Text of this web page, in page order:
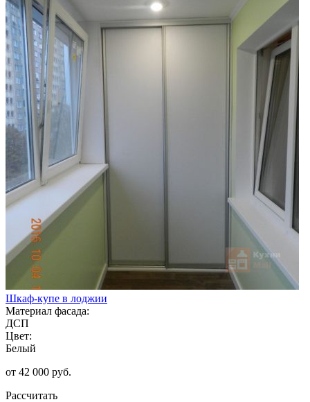
Шкаф-купе в лоджии
Материал фасада:
ДСП
Цвет:
Белый
от 42 000 руб.
Рассчитать